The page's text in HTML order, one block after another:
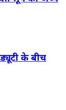
के बीच